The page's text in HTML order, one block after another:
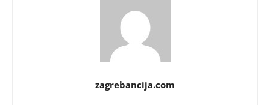
zagrebancija.com